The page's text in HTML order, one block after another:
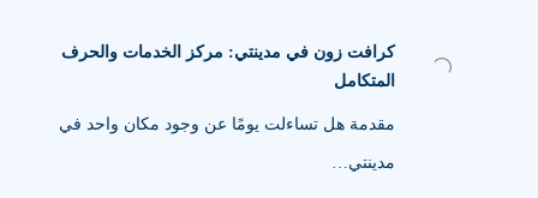
كرافت زون في مدينتي: مركز الخدمات والحرف
المتكامل
مقدمة هل تساءلت يومًا عن وجود مكان واحد في
مدينتي…